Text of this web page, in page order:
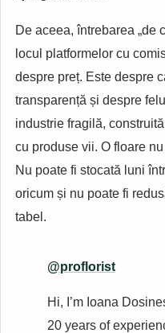
De aceea, întrebarea „de
locul platformelor cu
despre preț. Este despre
transparență și despre
industrie fragilă,
cu produse vii. O floare
Nu poate fi stocată luni
oricum și nu poate fi
tabel.
@proflorist
Hi, I’m Ioana
20 years of